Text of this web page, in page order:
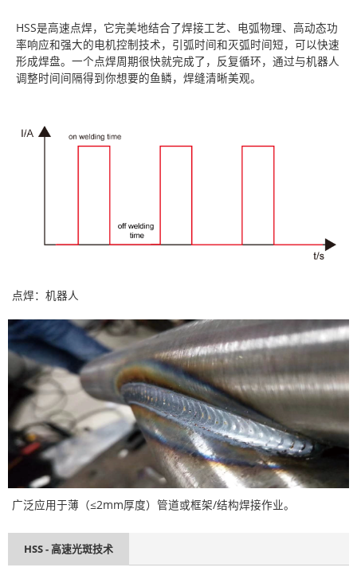
HSS是高速点焊，它完美地结合了焊接工艺、电弧物理、高动态功
率响应和强大的电机控制技术，引弧时间和灭弧时间短，可以快速
形成焊盘。一个点焊周期很快就完成了，反复循环，通过与机器人
调整时间间隔得到你想要的鱼鳞，焊缝清晰美观。
点焊：机器人
广泛应用于薄（≤2mm厚度）管道或框架/结构焊接作业。
HSS - 高速光斑技术